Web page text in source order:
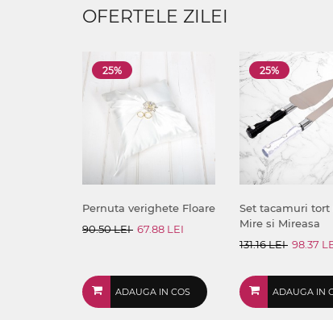
OFERTELE ZILEI
25%
Pernuta verighete Floare
90.50 LEI 67.88 LEI
ADAUGA IN COS
25%
Set tacamuri tort
Mire si Mireasa
131.16 LEI 98.37
ADAUGA IN